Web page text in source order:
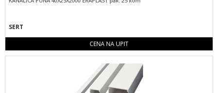
SERT
CENA NA UPIT